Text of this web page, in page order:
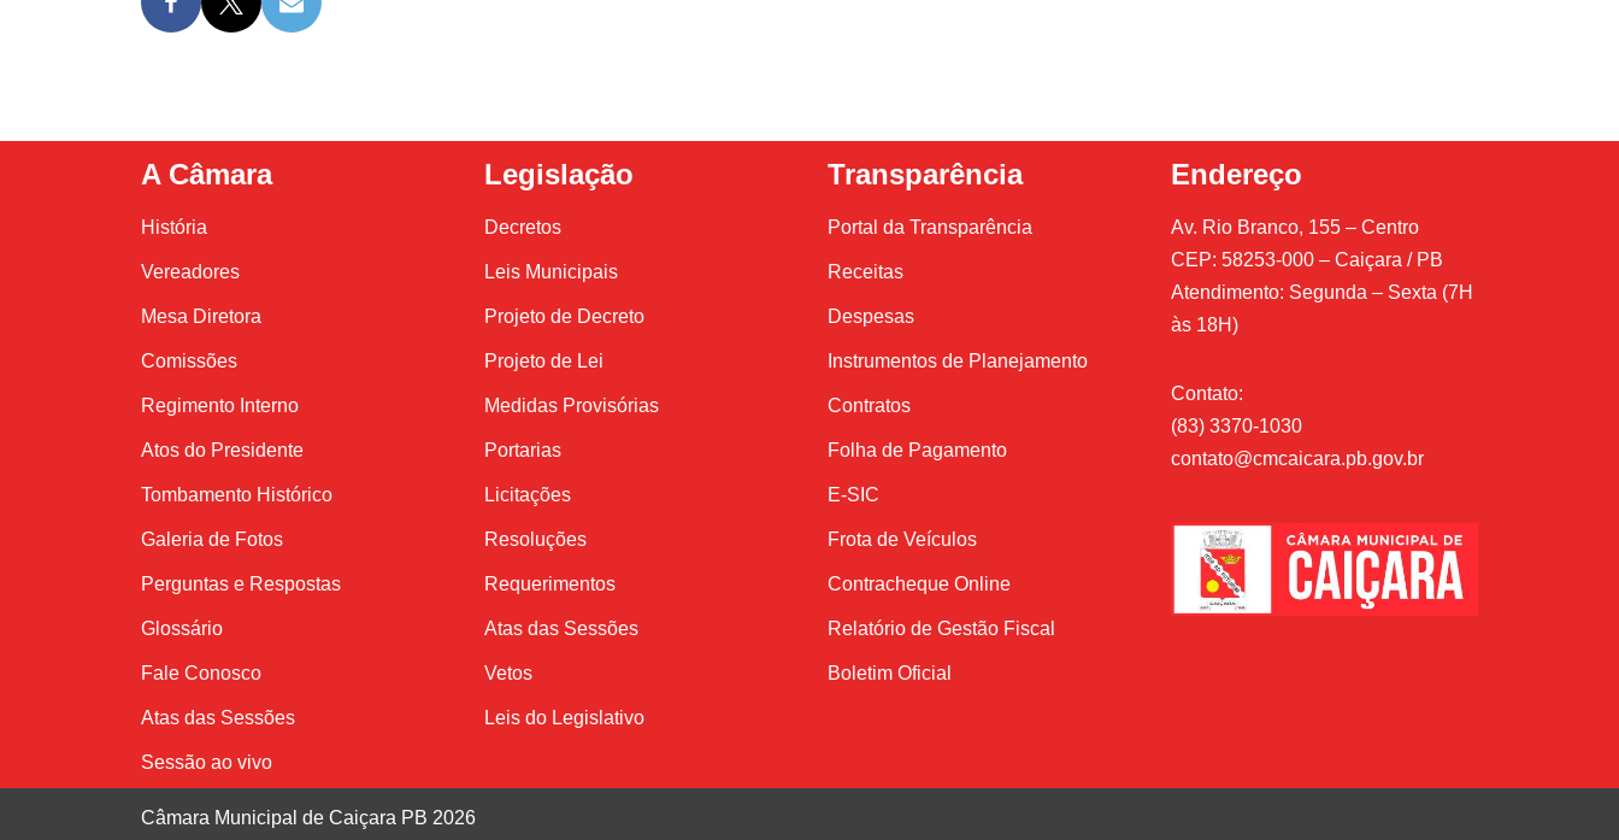
A Câmara
História
Vereadores
Mesa Diretora
Comissões
Regimento Interno
Atos do Presidente
Tombamento Histórico
Galeria de Fotos
Perguntas e Respostas
Glossário
Fale Conosco
Atas das Sessões
Sessão ao vivo
Legislação
Decretos
Leis Municipais
Projeto de Decreto
Projeto de Lei
Medidas Provisórias
Portarias
Licitações
Resoluções
Requerimentos
Atas das Sessões
Vetos
Leis do Legislativo
Transparência
Portal da Transparência
Receitas
Despesas
Instrumentos de Planejamento
Contratos
Folha de Pagamento
E-SIC
Frota de Veículos
Contracheque Online
Relatório de Gestão Fiscal
Boletim Oficial
Endereço
Av. Rio Branco, 155 – Centro
CEP: 58253-000 – Caiçara / PB
Atendimento: Segunda – Sexta (7H
às 18H)
Contato:
(83) 3370-1030
contato@cmcaicara.pb.gov.br
Câmara Municipal de Caiçara PB 2026